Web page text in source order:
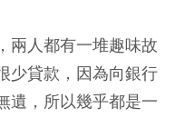
兩人都有一堆趣味故
少貸款，因為向銀行
遺，所以幾乎都是一